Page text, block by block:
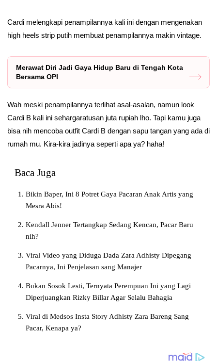
Cardi melengkapi penampilannya kali ini dengan mengenakan
high heels strip putih membuat penampilannya makin vintage.
Merawat Diri Jadi Gaya Hidup Baru di Tengah Kota
Bersama OPI
Wah meski penampilannya terlihat asal-asalan, namun look
Cardi B kali ini sehargaratusan juta rupiah lho. Tapi kamu juga
bisa nih mencoba outfit Cardi B dengan sapu tangan yang ada di
rumah mu. Kira-kira jadinya seperti apa ya? haha!
Baca Juga
Bikin Baper, Ini 8 Potret Gaya Pacaran Anak Artis yang
Mesra Abis!
Kendall Jenner Tertangkap Sedang Kencan, Pacar Baru
nih?
Viral Video yang Diduga Dada Zara Adhisty Dipegang
Pacarnya, Ini Penjelasan sang Manajer
Bukan Sosok Lesti, Ternyata Perempuan Ini yang Lagi
Diperjuangkan Rizky Billar Agar Selalu Bahagia
Viral di Medsos Insta Story Adhisty Zara Bareng Sang
Pacar, Kenapa ya?